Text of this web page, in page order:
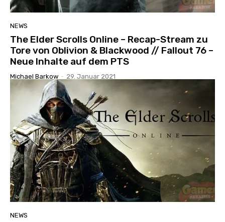
NEWS
The Elder Scrolls Online – Recap-Stream zu
Tore von Oblivion & Blackwood // Fallout 76 –
Neue Inhalte auf dem PTS
Michael Barkow - 29. Januar 2021
NEWS